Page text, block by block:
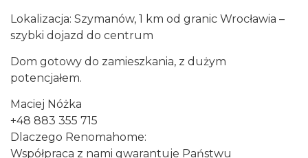
Lokalizacja: Szymanów, 1 km od granic Wrocławia –
szybki dojazd do centrum
Dom gotowy do zamieszkania, z dużym
potencjałem.
Maciej Nóżka
+48 883 355 715
Dlaczego Renomahome:
Współpraca z nami gwarantuje Państwu